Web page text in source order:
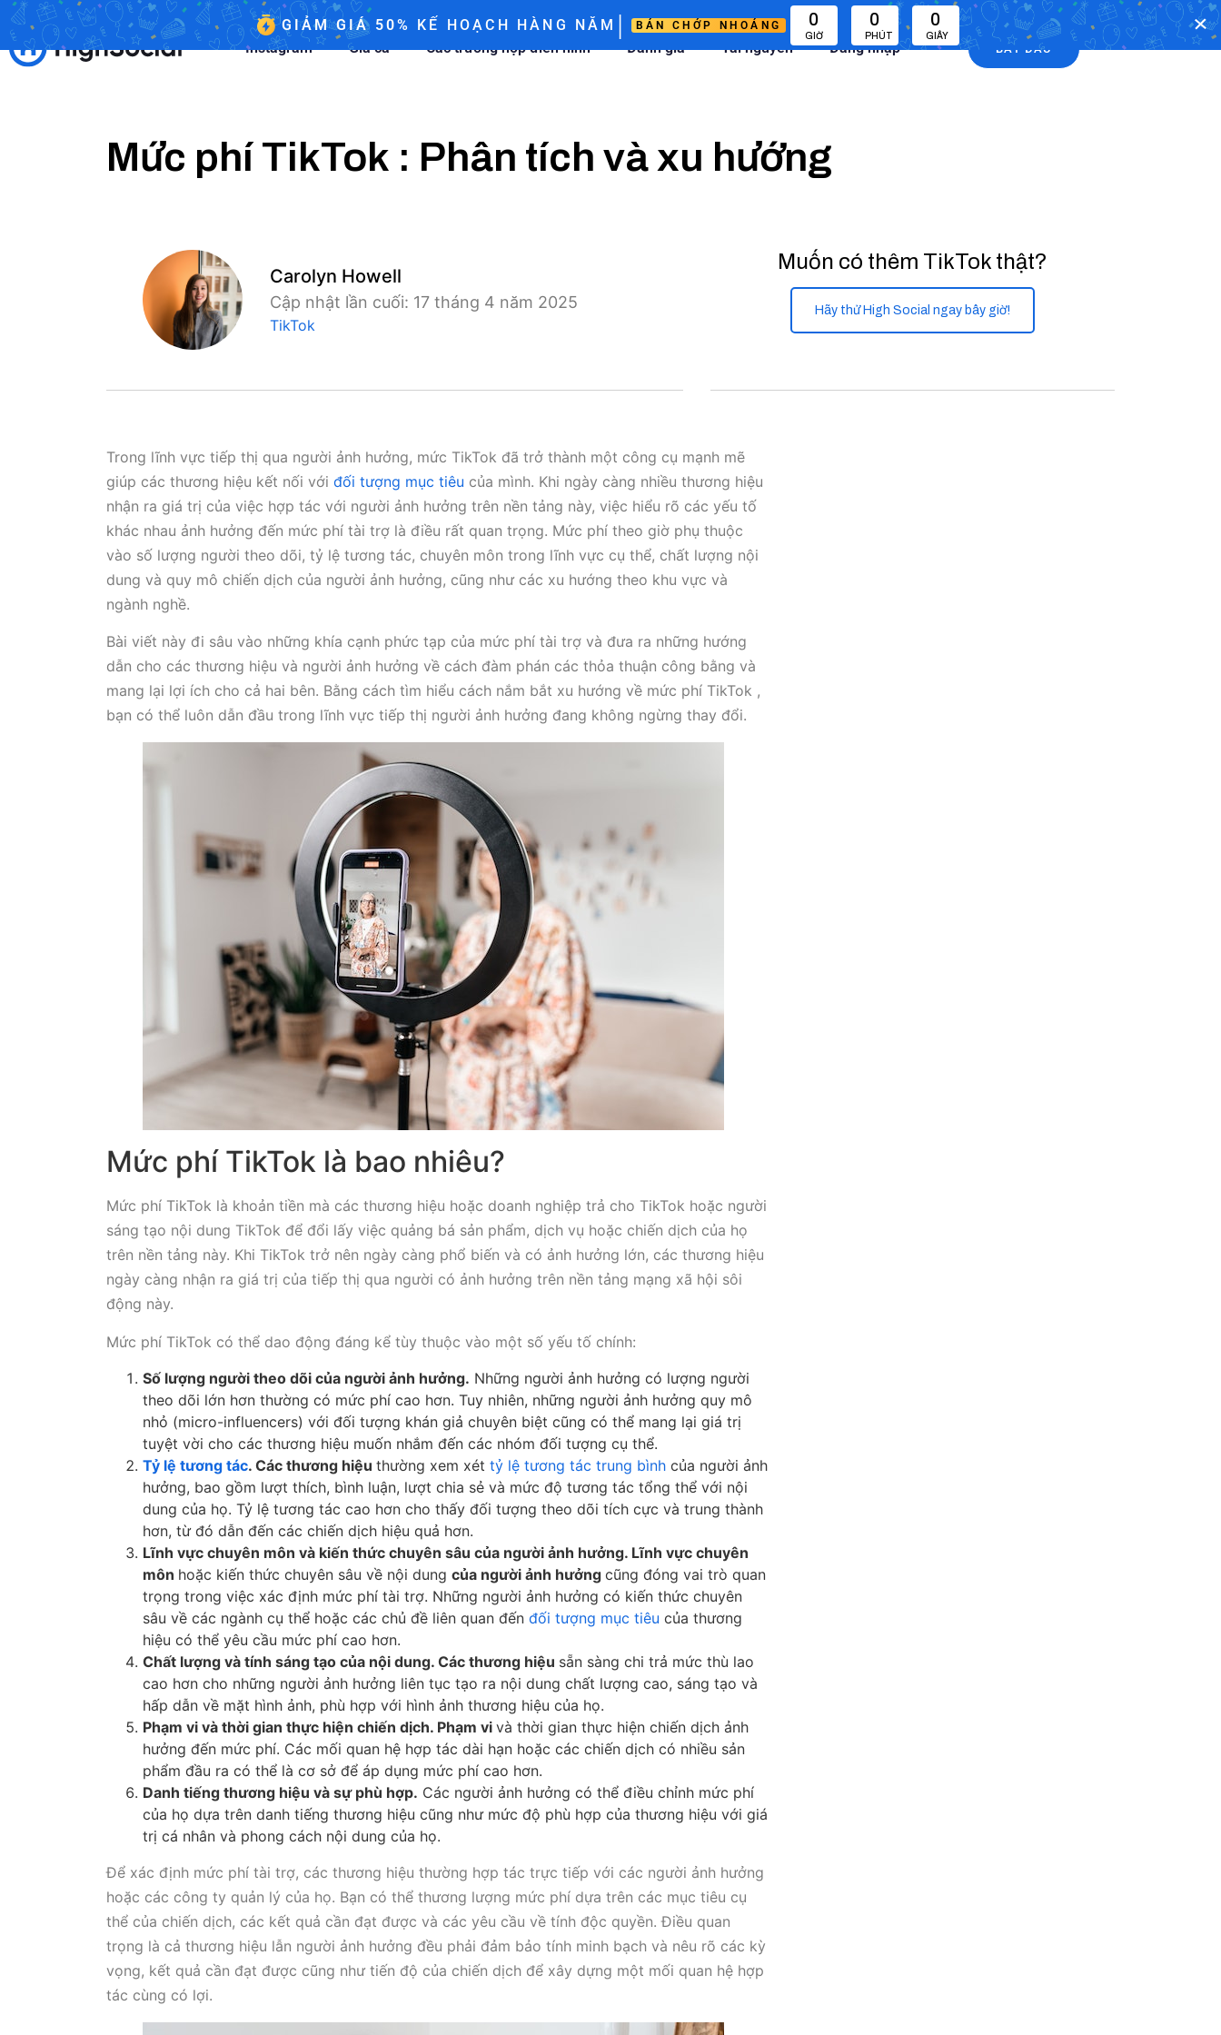
GIẢM GIÁ 50% KẾ HOẠCH HÀNG NĂM | BÁN CHỚP NHOÁNG 0
GIỜ
0
PHÚT
0
GIÂY
Instagram Giá cả Các trường hợp điển hình Đánh giá Tài nguyên Đăng nhập BẮT ĐẦU
Mức phí TikTok : Phân tích và xu hướng
Carolyn Howell
Cập nhật lần cuối: 17 tháng 4 năm 2025
TikTok
Muốn có thêm TikTok thật?
Hãy thử High Social ngay bây giờ!
Trong lĩnh vực tiếp thị qua người ảnh hưởng, mức TikTok đã trở thành một công cụ mạnh mẽ
giúp các thương hiệu kết nối với đối tượng mục tiêu của mình. Khi ngày càng nhiều thương hiệu
nhận ra giá trị của việc hợp tác với người ảnh hưởng trên nền tảng này, việc hiểu rõ các yếu tố
khác nhau ảnh hưởng đến mức phí tài trợ là điều rất quan trọng. Mức phí theo giờ phụ thuộc
vào số lượng người theo dõi, tỷ lệ tương tác, chuyên môn trong lĩnh vực cụ thể, chất lượng nội
dung và quy mô chiến dịch của người ảnh hưởng, cũng như các xu hướng theo khu vực và
ngành nghề.
Bài viết này đi sâu vào những khía cạnh phức tạp của mức phí tài trợ và đưa ra những hướng
dẫn cho các thương hiệu và người ảnh hưởng về cách đàm phán các thỏa thuận công bằng và
mang lại lợi ích cho cả hai bên. Bằng cách tìm hiểu cách nắm bắt xu hướng về mức phí TikTok ,
bạn có thể luôn dẫn đầu trong lĩnh vực tiếp thị người ảnh hưởng đang không ngừng thay đổi.
Mức phí TikTok là bao nhiêu?
Mức phí TikTok là khoản tiền mà các thương hiệu hoặc doanh nghiệp trả cho TikTok hoặc người
sáng tạo nội dung TikTok để đổi lấy việc quảng bá sản phẩm, dịch vụ hoặc chiến dịch của họ
trên nền tảng này. Khi TikTok trở nên ngày càng phổ biến và có ảnh hưởng lớn, các thương hiệu
ngày càng nhận ra giá trị của tiếp thị qua người có ảnh hưởng trên nền tảng mạng xã hội sôi
động này.
Mức phí TikTok có thể dao động đáng kể tùy thuộc vào một số yếu tố chính:
Số lượng người theo dõi của người ảnh hưởng. Những người ảnh hưởng có lượng người
theo dõi lớn hơn thường có mức phí cao hơn. Tuy nhiên, những người ảnh hưởng quy mô
nhỏ (micro-influencers) với đối tượng khán giả chuyên biệt cũng có thể mang lại giá trị
tuyệt vời cho các thương hiệu muốn nhắm đến các nhóm đối tượng cụ thể.
Tỷ lệ tương tác. Các thương hiệu thường xem xét tỷ lệ tương tác trung bình của người ảnh
hưởng, bao gồm lượt thích, bình luận, lượt chia sẻ và mức độ tương tác tổng thể với nội
dung của họ. Tỷ lệ tương tác cao hơn cho thấy đối tượng theo dõi tích cực và trung thành
hơn, từ đó dẫn đến các chiến dịch hiệu quả hơn.
Lĩnh vực chuyên môn và kiến thức chuyên sâu của người ảnh hưởng. Lĩnh vực chuyên
môn hoặc kiến thức chuyên sâu về nội dung của người ảnh hưởng cũng đóng vai trò quan
trọng trong việc xác định mức phí tài trợ. Những người ảnh hưởng có kiến thức chuyên
sâu về các ngành cụ thể hoặc các chủ đề liên quan đến đối tượng mục tiêu của thương
hiệu có thể yêu cầu mức phí cao hơn.
Chất lượng và tính sáng tạo của nội dung. Các thương hiệu sẵn sàng chi trả mức thù lao
cao hơn cho những người ảnh hưởng liên tục tạo ra nội dung chất lượng cao, sáng tạo và
hấp dẫn về mặt hình ảnh, phù hợp với hình ảnh thương hiệu của họ.
Phạm vi và thời gian thực hiện chiến dịch. Phạm vi và thời gian thực hiện chiến dịch ảnh
hưởng đến mức phí. Các mối quan hệ hợp tác dài hạn hoặc các chiến dịch có nhiều sản
phẩm đầu ra có thể là cơ sở để áp dụng mức phí cao hơn.
Danh tiếng thương hiệu và sự phù hợp. Các người ảnh hưởng có thể điều chỉnh mức phí
của họ dựa trên danh tiếng thương hiệu cũng như mức độ phù hợp của thương hiệu với giá
trị cá nhân và phong cách nội dung của họ.
Để xác định mức phí tài trợ, các thương hiệu thường hợp tác trực tiếp với các người ảnh hưởng
hoặc các công ty quản lý của họ. Bạn có thể thương lượng mức phí dựa trên các mục tiêu cụ
thể của chiến dịch, các kết quả cần đạt được và các yêu cầu về tính độc quyền. Điều quan
trọng là cả thương hiệu lẫn người ảnh hưởng đều phải đảm bảo tính minh bạch và nêu rõ các kỳ
vọng, kết quả cần đạt được cũng như tiến độ của chiến dịch để xây dựng một mối quan hệ hợp
tác cùng có lợi.